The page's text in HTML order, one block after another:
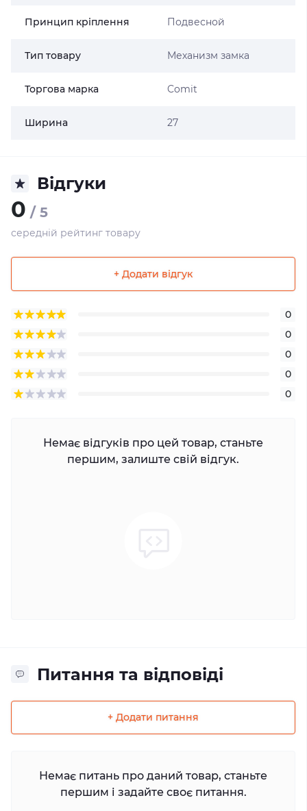
Принцип кріплення Подвесной
Тип товару Механизм замка
Торгова марка Comit
Ширина 27
Відгуки
0 / 5
середній рейтинг товару
+ Додати відгук
0
0
0
0
0
Немає відгуків про цей товар, станьте
першим, залиште свій відгук.
Питання та відповіді
+ Додати питання
Немає питань про даний товар, станьте
першим і задайте своє питання.